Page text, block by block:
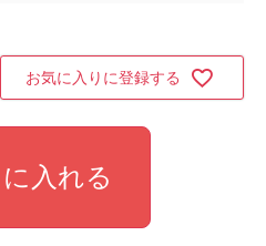
お気に入りに登録する
入れる